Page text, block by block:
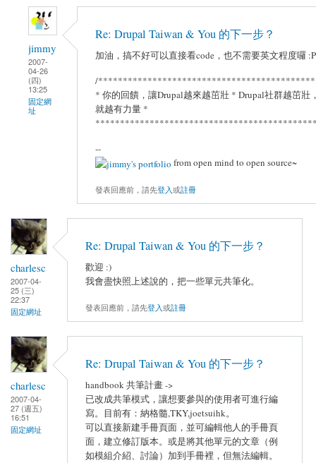
jimmy
2007-
04-26
(四)
13:25
固定網
址
Re: Drupal Taiwan & You 的下一步？
加油，搞不好可以直接看code，也不需要英文程度囉 :P
/
* 你的回饋，讓Drupal越來越茁壯 * Drupal社群越茁壯
就越有力量 *
--
from open mind to open source~
發表回應前，請先登入或註冊
charlesc
2007-04-
25 (三)
22:37
固定網址
Re: Drupal Taiwan & You 的下一步？
歡迎 :)
我會盡快照上述說的，把一些單元共筆化。
發表回應前，請先登入或註冊
charlesc
2007-04-
27 (週五)
16:51
固定網址
Re: Drupal Taiwan & You 的下一步？
handbook 共筆計畫 ->
已改成共筆模式，讓想要參與的使用者可進行編
寫。目前有：納格髓,TKY,joetsuihk。
可以直接新建手冊頁面，並可編輯他人的手冊頁
面，建立修訂版本。或是將其他單元的文章（例
如模組介紹、討論）加到手冊裡，但無法編輯。